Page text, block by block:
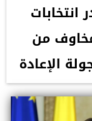
انتخابات
من
الإعادة